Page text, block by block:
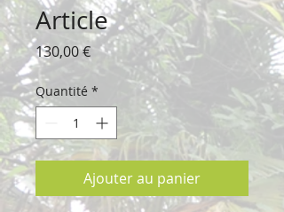
Article
130,00 €Prix
Quantité *
Ajouter au panier